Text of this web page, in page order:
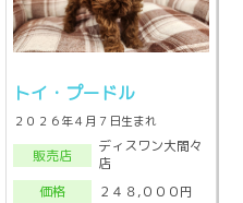
トイ・プードル
２０２６年４月７日生まれ
販売店
ディスワン大間々
店
価格
２４８,０００円